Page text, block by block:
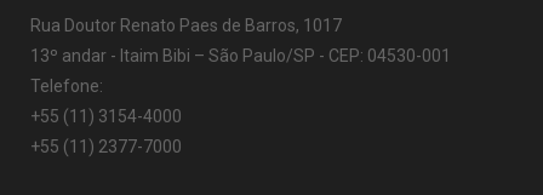
Rua Doutor Renato Paes de Barros, 1017
13º andar - Itaim Bibi – São Paulo/SP - CEP: 04530-001
Telefone:
+55 (11) 3154-4000
+55 (11) 2377-7000